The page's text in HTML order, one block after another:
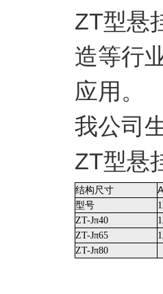
ZT型悬
造等行
应用。
我公司
ZT型悬
结构尺寸
A
型号
ZT-Jπ40
ZT-Jπ65
ZT-Jπ80